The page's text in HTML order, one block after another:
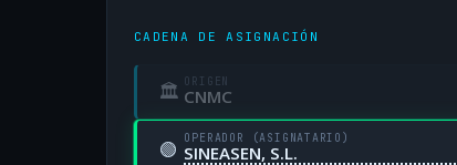
CADENA DE ASIGNACIÓN
🏛 ORIGEN
CNMC
🟢 OPERADOR (ASIGNATARIO)
SINEASEN, S.L.